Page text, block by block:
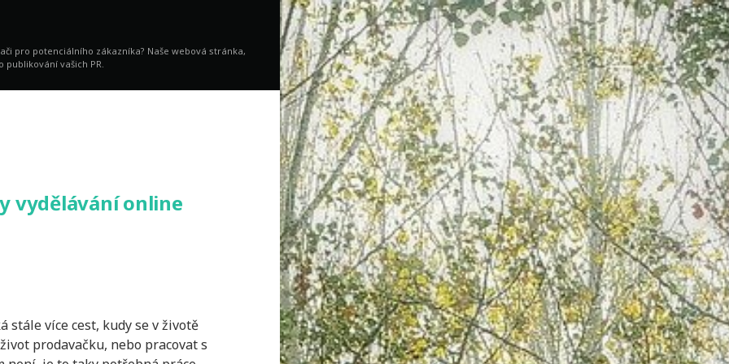
pro potenciálního zákazníka? Naše webová stránka,
publikování vašich PR.
vydělávání online
stále více cest, kudy se v životě
prodavačku, nebo pracovat s